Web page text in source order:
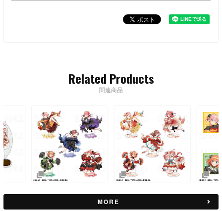
Related Products
関連商品
MORE